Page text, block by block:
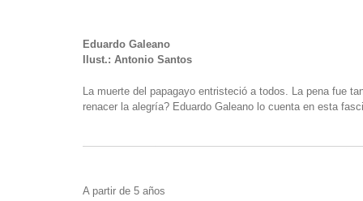
Eduardo Galeano
Ilust.: Antonio Santos
La muerte del papagayo entristeció a todos. La pena fue
renacer la alegría? Eduardo Galeano lo cuenta en esta
A partir de 5 años